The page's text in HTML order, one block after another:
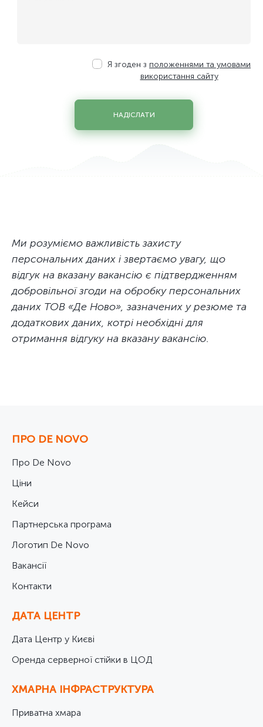
Системний адміністратор
Системний адміністратор хмарної інфраструктури
Старший юрисконсульт
Технік дата центру / Завідувач господарства
Фахівець з обліку закупівель та управлінського облiку
Я згоден з положеннями та умовами
використання сайту
НАДІСЛАТИ
Ми розуміємо важливість захисту
персональних даних і звертаємо увагу, що
відгук на вказану вакансію є підтвердженням
добровільної згоди на обробку персональних
даних ТОВ «Де Ново», зазначених у резюме та
додаткових даних, котрі необхідні для
отримання відгуку на вказану вакансію.
ПРО DE NOVO
Про De Novo
Ціни
Кейси
Партнерська програма
Логотип De Novo
Вакансії
Контакти
ДАТА ЦЕНТР
Дата Центр у Києві
Оренда серверної стійки в ЦОД
ХМАРНА ІНФРАСТРУКТУРА
Приватна хмара